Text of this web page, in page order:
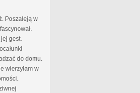
Poszaleją w
gest.
do domu.
wierzyłam w